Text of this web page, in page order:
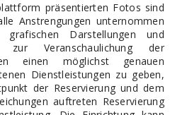
präsentierten Fotos sind
Anstrengungen unternommen
Darstellungen und
zur Veranschaulichung der
einen möglichst genauen
Dienstleistungen zu geben,
der Reservierung und dem
auftreten Reservierung